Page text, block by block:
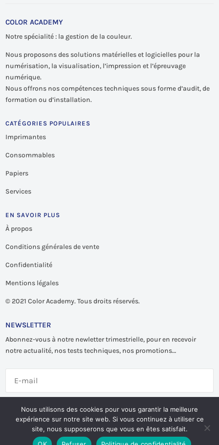
COLOR ACADEMY
Notre spécialité : la gestion de la couleur.
Nous proposons des solutions matérielles et logicielles pour la
numérisation, la visualisation, l’impression et l’épreuvage
numérique.
Nous offrons nos compétences techniques sous forme d’audit, de
formation ou d’installation.
CATÉGORIES POPULAIRES
Imprimantes
Consommables
Papiers
Services
EN SAVOIR PLUS
À propos
Conditions générales de vente
Confidentialité
Mentions légales
© 2021 Color Academy. Tous droits réservés.
NEWSLETTER
Abonnez-vous à notre newletter trimestrielle, pour en recevoir
notre actualité, nos tests techniques, nos promotions…
S'abonner
Nous utilisons des cookies pour vous garantir la meilleure
expérience sur notre site web. Si vous continuez à utiliser ce
site, nous supposerons que vous en êtes satisfait.